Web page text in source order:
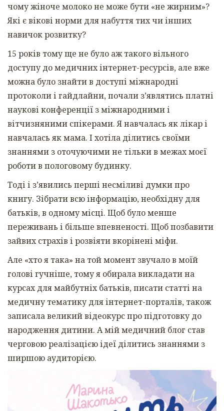
чому жіноче молоко не може бути «не жирним»?
Які є вікові норми для набуття тих чи інших
навичок розвитку?
15 років тому ще не було аж такого вільного
доступу до медичних інтернет-ресурсів, але вже
можна було знайти в доступі міжнародні
протоколи і гайдлайни, почали з’являтись платні
наукові конференції з міжнародними і
вітчизняними спікерами. Я навчалась як лікар і
навчалась як мама. І хотіла ділитись своїми
знаннями з оточуючими не тільки в межах моєї
роботи в пологовому будинку.
Тоді і з’явились перші несміливі думки про
книгу. Зібрати всю інформацію, необхідну для
батьків, в одному місці. Щоб було менше
переживань і більше впевненості. Щоб позбавити
зайвих страхів і розвіяти вкорінені міфи.
Але «хто я така» на той момент звучало в моїй
голові гучніше, тому я обирала викладати на
курсах для майбутніх батьків, писати статті на
медичну тематику для інтернет-порталів, також
записала великий відеокурс про підготовку до
народження дитини. А мій медичний блог став
черговою реалізацією ідеї ділитись знаннями з
ширшою аудиторією.